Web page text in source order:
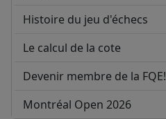
Histoire du jeu d'échecs
Le calcul de la cote
Devenir membre de la FQE!
Montréal Open 2026